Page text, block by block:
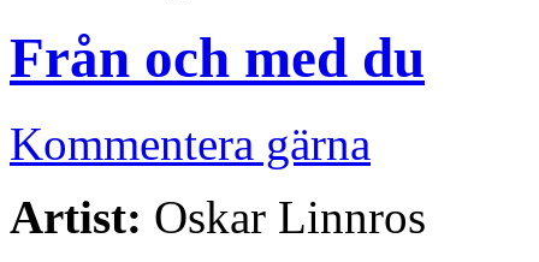
Från och med du
Kommentera gärna
Artist: Oskar Linnros